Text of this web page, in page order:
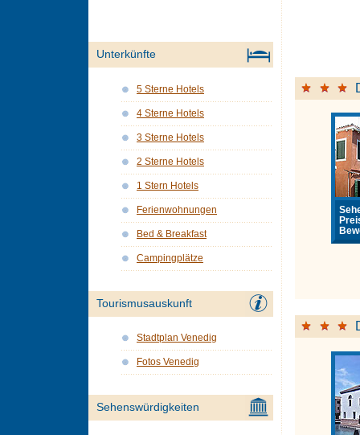
Unterkünfte
5 Sterne Hotels
4 Sterne Hotels
3 Sterne Hotels
2 Sterne Hotels
1 Stern Hotels
Ferienwohnungen
Bed & Breakfast
Campingplätze
Tourismusauskunft
Stadtplan Venedig
Fotos Venedig
Sehenswürdigkeiten